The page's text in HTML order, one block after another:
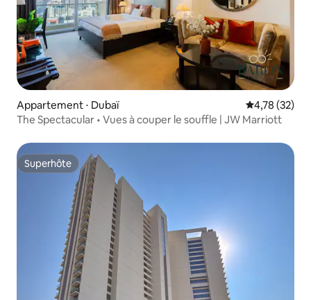
Appartement ⋅ Dubaï Évaluation
4,78 (32)
The Spectacular • Vues à couper le souffle | JW Marriott
Superhôte
Superhôte